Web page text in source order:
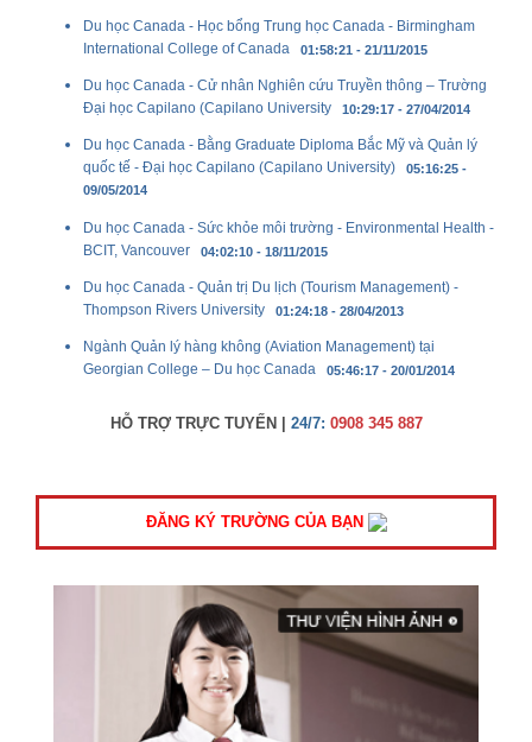
Du học Canada - Học bổng Trung học Canada - Birmingham
International College of Canada 01:58:21 - 21/11/2015
Du học Canada - Cử nhân Nghiên cứu Truyền thông – Trường
Đại học Capilano (Capilano University 10:29:17 - 27/04/2014
Du học Canada - Bằng Graduate Diploma Bắc Mỹ và Quản lý
quốc tế - Đại học Capilano (Capilano University) 05:16:25 -
09/05/2014
Du học Canada - Sức khỏe môi trường - Environmental Health -
BCIT, Vancouver 04:02:10 - 18/11/2015
Du học Canada - Quản trị Du lịch (Tourism Management) -
Thompson Rivers University 01:24:18 - 28/04/2013
Ngành Quản lý hàng không (Aviation Management) tại
Georgian College – Du học Canada 05:46:17 - 20/01/2014
HỖ TRỢ TRỰC TUYẾN | 24/7: 0908 345 887
ĐĂNG KÝ TRƯỜNG CỦA BẠN